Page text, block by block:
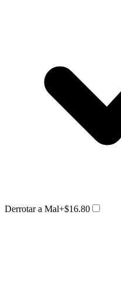
Derrotar a Mal+$16.80